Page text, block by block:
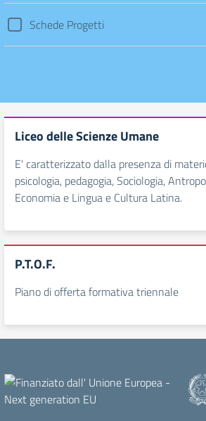
Schede Progetti
Liceo delle Scienze Umane
E' caratterizzato dalla presenza di
psicologia, pedagogia, Sociologia,
Economia e Lingua e Cultura Latina.
P.T.O.F.
Piano di offerta formativa triennale